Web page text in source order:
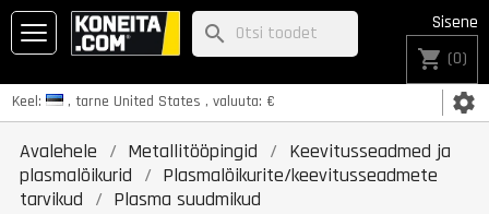
Keel: , tarne United States , valuuta: € settings
Sisene
shopping_cart (0)
search
Avalehele Metallitööpingid
Keevitusseadmed ja
plasmalõikurid
Plasmalõikurite/keevitusseadmete
tarvikud
Plasma suudmikud